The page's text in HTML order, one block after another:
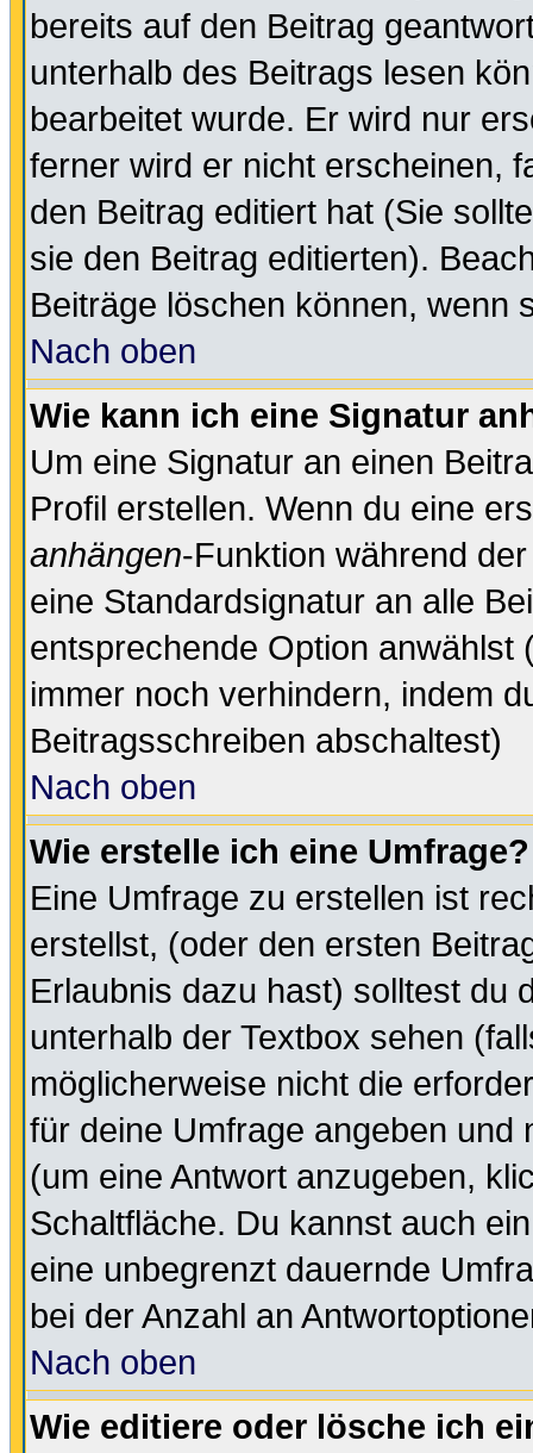
bereits auf den Beitrag
unterhalb des Beitrags lesen
bearbeitet wurde. Er wird nur
ferner wird er nicht erscheinen,
den Beitrag editiert hat (Sie
sie den Beitrag editierten).
Beiträge löschen können, wenn
Nach oben
Wie kann ich eine Signatur
Um eine Signatur an einen
Profil erstellen. Wenn du eine
anhängen-Funktion während
eine Standardsignatur an alle
entsprechende Option anwählst
immer noch verhindern, indem
Beitragsschreiben abschaltest)
Nach oben
Wie erstelle ich eine Umfrage?
Eine Umfrage zu erstellen ist
erstellst, (oder den ersten
Erlaubnis dazu hast) solltest du
unterhalb der Textbox sehen
möglicherweise nicht die
für deine Umfrage angeben und
(um eine Antwort anzugeben,
Schaltfläche. Du kannst auch
eine unbegrenzt dauernde
bei der Anzahl an
Nach oben
Wie editiere oder lösche ich